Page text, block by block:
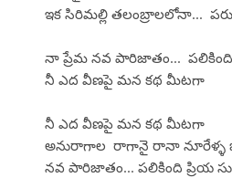
ఇక సిరిమల్లి తలంబ్రాలలోనా...
నా ప్రేమ నవ పారిజాతం... పలికింది
నీ ఎద వీణపై మన కథ మీటగా
నీ ఎద వీణపై మన కథ మీటగా
అనురాగాల రాగానై రానా నూరేళ్ళ
నవ పారిజాతం... పలికింది ప్రియ